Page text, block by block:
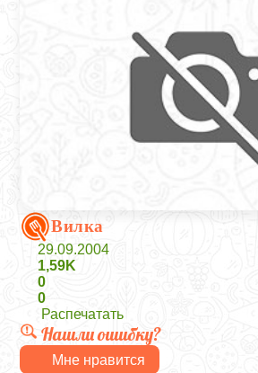
Вилка
29.09.2004
1,59K
0
0
Распечатать
Нашли ошибку?
Мне нравится